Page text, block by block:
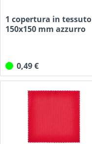
1 copertura in tessuto
150x150 mm azzurro
0,49 €